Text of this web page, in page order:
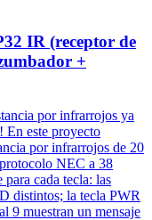
IR (receptor de
+
por infrarrojos ya
En este proyecto
por infrarrojos de 20
NEC a 38
cada tecla: las
distintos; la tecla PWR
9 muestran un mensaje